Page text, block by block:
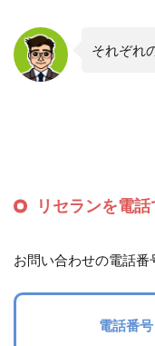
それぞれ
リセランを電
お問い合わせの電話番
電話番号